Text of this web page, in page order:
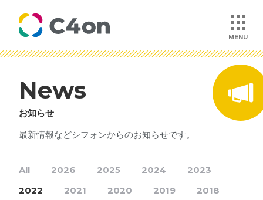
MENU
トップページ
理念
事業紹介
News
お知らせ
最新情報などシフォンからのお知らせです。
All 2026 2025 2024
2023
2022
2021 2020 2019
2018